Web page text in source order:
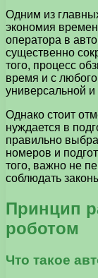
Одним из
экономия
оператора в
существенно
того, процесс
время и с
универсальной и
Однако стоит
нуждается в
правильно
номеров и
того, важно не
соблюдать
Принцип
роботом
Что такое